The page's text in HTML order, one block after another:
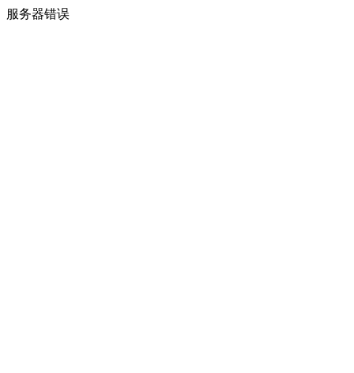
服务器错误